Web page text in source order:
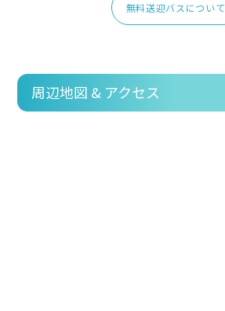
無料送迎バスについて
周辺地図 & アクセス